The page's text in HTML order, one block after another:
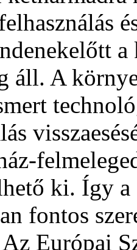
a
áll. A
ki. Így
fontos
Európai